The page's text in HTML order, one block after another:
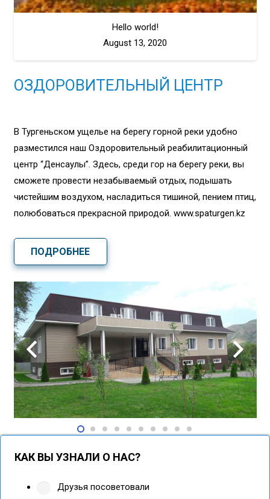
Hello world!
August 13, 2020
ОЗДОРОВИТЕЛЬНЫЙ ЦЕНТР
В Тургеньском ущелье на берегу горной реки удобно
разместился наш Оздоровительный реабилитационный
центр “Денсаулық”. Здесь, среди гор на берегу реки, вы
сможете провести незабываемый отдых, подышать
чистейшим воздухом, насладиться тишиной, пением птиц,
полюбоваться прекрасной природой. www.spaturgen.kz
ПОДРОБНЕЕ
КАК ВЫ УЗНАЛИ О НАС?
Друзья посоветовали